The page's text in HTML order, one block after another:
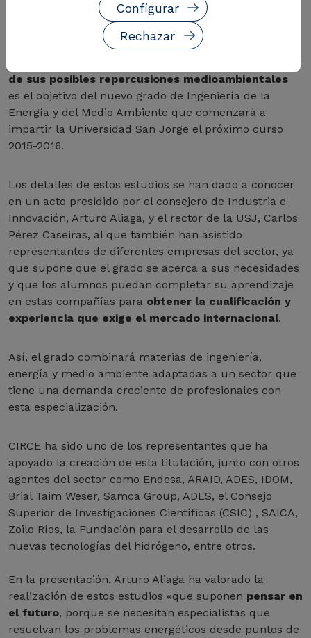
Formar profesionales con una visión completa del
de sus posibles repercusiones medioambientales
es el objetivo del nuevo grado de Ingeniería de la
Energía y del Medio Ambiente que comenzará a
impartir la Universidad San Jorge el próximo curso
2015-2016.
Los detalles de estos estudios se han dado a conocer
en un acto presidido por el consejero de Industria e
Innovación, Arturo Aliaga, y el rector de la USJ, Carlos
Pérez Caseiras, al que también han asistido
representantes de diferentes empresas del sector, ya
que supone que el grado se acerca a sus necesidades
y que los alumnos puedan completar su aprendizaje
en estas compañías para obtener la cualificación y
experiencia que exige el mercado internacional.
Así, el grado combinará materias de ingeniería,
energía y medio ambiente adaptadas a un sector que
tiene una demanda creciente de profesionales con
esta especialización.
CIRCE ha sido uno de los representantes que ha
apoyado la creación de esta titulación, junto con otros
agentes del sector como Endesa, ARAID, ADES, IDOM,
Brial Taim Weser, Samca Group, ADES, el Consejo
Superior de Investigaciones Científicas (CSIC) , SAICA,
Zoilo Ríos, la Fundación para el desarrollo de las
nuevas tecnologías del hidrógeno, entre otros.
En la presentación, Arturo Aliaga ha valorado la
realización de estos estudios «que suponen pensar en
el futuro, porque se necesitan especialistas que
resuelvan los problemas energéticos desde puntos de
Rechazar
Configurar